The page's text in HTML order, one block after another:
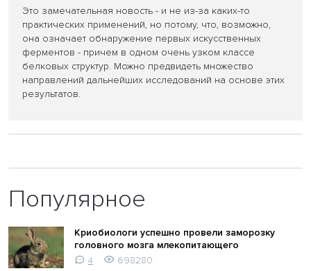
Это замечательная новость - и не из-за каких-то
практических применений, но потому, что, возможно,
она означает обнаружение первых искусственных
ферментов - причем в одном очень узком классе
белковых структур. Можно предвидеть множество
направлений дальнейших исследований на основе этих
результатов.
Популярное
Криобиологи успешно провели заморозку
головного мозга млекопитающего
4
698280